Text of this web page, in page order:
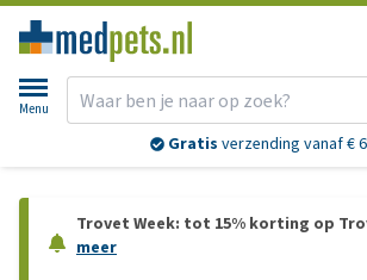
Menu
Gratis verzending vanaf €
Trovet Week: tot 15% korting op
meer